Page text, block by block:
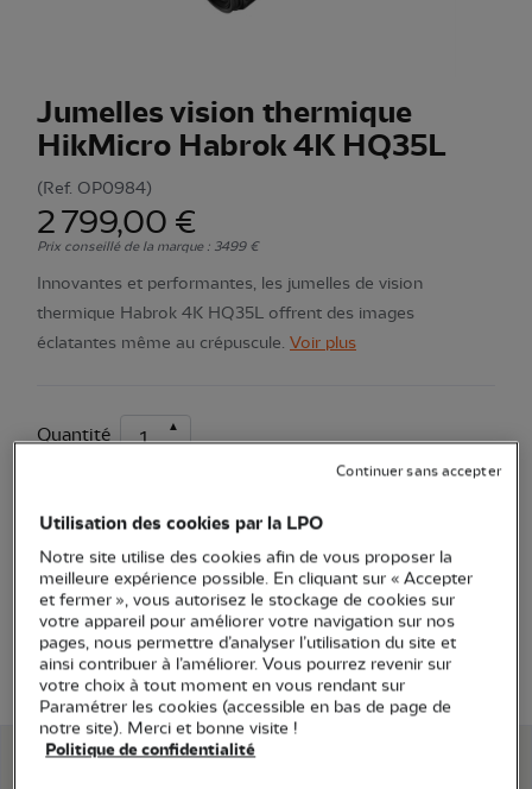
Jumelles vision thermique
HikMicro Habrok 4K HQ35L
(Ref. OP0984)
2 799,00 €
Prix conseillé de la marque : 3499 €
Innovantes et performantes, les jumelles de vision
thermique Habrok 4K HQ35L offrent des images
éclatantes même au crépuscule. Voir plus
Quantité
Ajouter au panier
Transaction sécurisée
Utilisation des cookies par la LPO
Notre site utilise des cookies afin de vous proposer la
meilleure expérience possible. En cliquant sur « Accepter
et fermer », vous autorisez le stockage de cookies sur
votre appareil pour améliorer votre navigation sur nos
pages, nous permettre d’analyser l’utilisation du site et
ainsi contribuer à l’améliorer. Vous pourrez revenir sur
votre choix à tout moment en vous rendant sur
Paramétrer les cookies (accessible en bas de page de
notre site). Merci et bonne visite !
Politique de confidentialité
Continuer sans accepter